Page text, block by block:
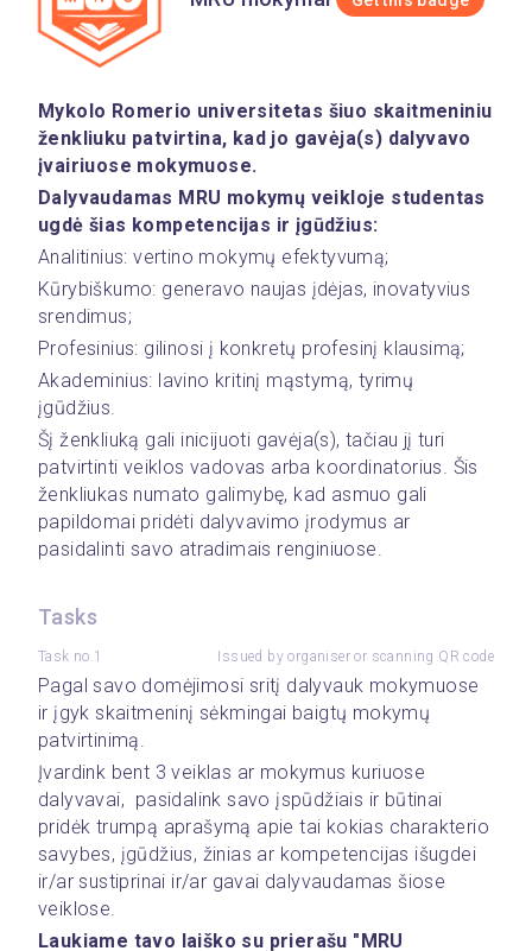
Mykolo Romerio universitetas šiuo skaitmeniniu
ženkliuku patvirtina, kad jo gavėja(s) dalyvavo
įvairiuose mokymuose.
Dalyvaudamas MRU mokymų veikloje studentas
ugdė šias kompetencijas ir įgūdžius:
Analitinius: vertino mokymų efektyvumą;
Kūrybiškumo: generavo naujas įdėjas, inovatyvius
srendimus;
Profesinius: gilinosi į konkretų profesinį klausimą;
Akademinius: lavino kritinį mąstymą, tyrimų
įgūdžius.
Šį ženkliuką gali inicijuoti gavėja(s), tačiau jį turi
patvirtinti veiklos vadovas arba koordinatorius. Šis
ženkliukas numato galimybę, kad asmuo gali
papildomai pridėti dalyvavimo įrodymus ar
pasidalinti savo atradimais renginiuose.
Tasks
Task no.1 Issued by organiser or scanning QR code
Pagal savo domėjimosi sritį dalyvauk mokymuose
ir įgyk skaitmeninį sėkmingai baigtų mokymų
patvirtinimą.
Įvardink bent 3 veiklas ar mokymus kuriuose
dalyvavai,  pasidalink savo įspūdžiais ir būtinai
pridėk trumpą aprašymą apie tai kokias charakterio
savybes, įgūdžius, žinias ar kompetencijas išugdei
ir/ar sustiprinai ir/ar gavai dalyvaudamas šiose
veiklose.
Laukiame tavo laiško su prierašu "MRU